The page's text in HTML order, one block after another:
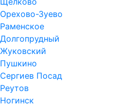
Орехово-Зуево
Раменское
Долгопрудный
Жуковский
Пушкино
Сергиев Посад
Реутов
Ногинск